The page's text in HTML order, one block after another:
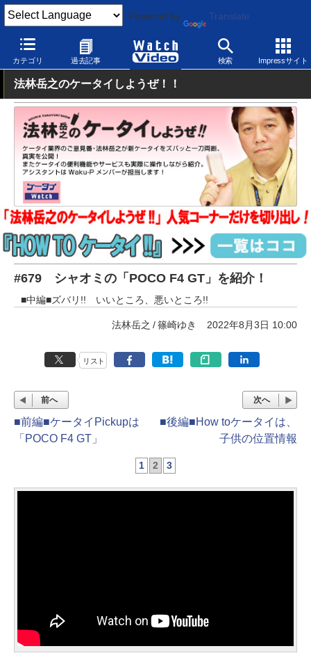
Powered by Translate
カテゴリ 過去記事 検索 Impressサイト
Watch Video モバイル スマートフォン Android
法林岳之のケータイしようぜ！！
#679 シャオミの「POCO F4 GT」を紹介！
■中編■ズバリ!! いいところ、悪いところ!!
法林岳之 篠崎ゆき 2022年8月3日 10:00
リスト
前へ
■前編■ケータイPickupは
「POCO F4 GT」
次へ
■後編■How toケータイは、
子供の位置情報
1 2 3